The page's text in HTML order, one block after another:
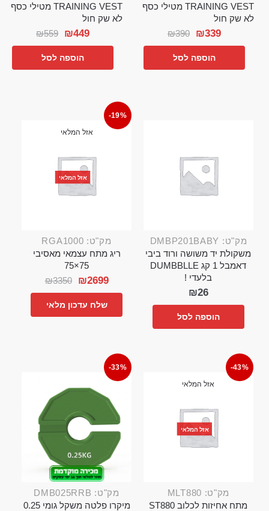
TRAINING VEST מטילי כסף
לא שק חול
₪390 ₪339
הוספה לסל
TRAINING VEST מטילי כסף
לא שק חול
₪559 ₪449
הוספה לסל
מק"ט: DMBP201BABY
משקולת יד משושה ורוד ביבי
דאמבל 1 קג DUMBBLLE
בלעדי !
₪26
הוספה לסל
-19%
אזל המלאי
אזל המלאי
מק"ט: RGA1000
ריג מתח עצמאי מאסיבי
75×75
₪3350 ₪2699
שלח עדכון מלאי
-43%
אזל המלאי
אזל המלאי
מק"ט: MLT880
מתח אחיזות לכלוב ST880
-33%
מק"ט: DMB025RRB
מיקרו פלטה משקל גומי 0.25